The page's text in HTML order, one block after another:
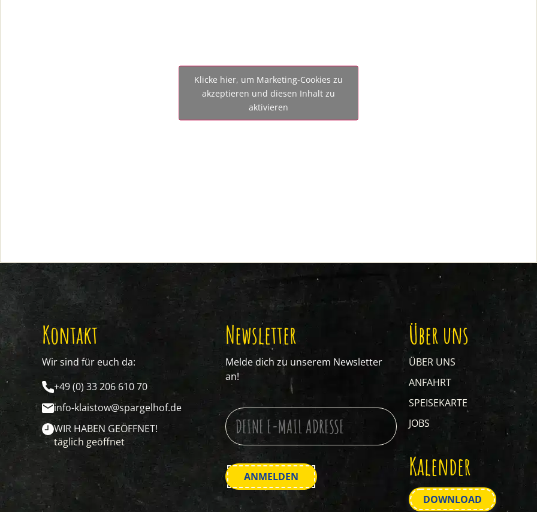
Klicke hier, um Marketing-Cookies zu
akzeptieren und diesen Inhalt zu
aktivieren
Kontakt
Wir sind für euch da:
+49 (0) 33 206 610 70
info-klaistow@spargelhof.de
WIR HABEN GEÖFFNET!
täglich geöffnet
Newsletter
Melde dich zu unserem Newsletter
an!
Über uns
ÜBER UNS
ANFAHRT
SPEISEKARTE
JOBS
Kalender
DOWNLOAD